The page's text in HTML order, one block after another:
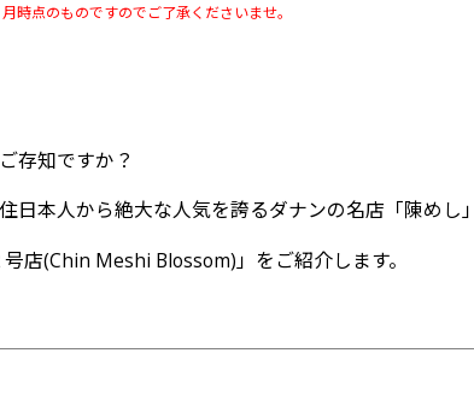
時点のものですのでご了承くださいませ。
存知ですか？
本人から絶大な人気を誇るダナンの名店「陳めし
号店(Chin Meshi Blossom)」をご紹介します。